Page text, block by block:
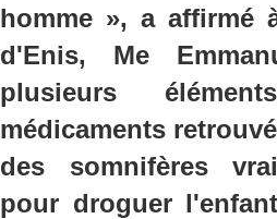
homme », a affirmé
d'Enis, Me
plusieurs
médicaments
des somnifères
pour droguer